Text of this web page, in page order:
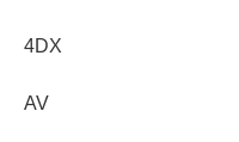
4DX
AV